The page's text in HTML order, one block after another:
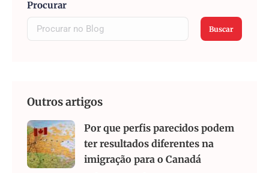
Procurar
Buscar
Outros artigos
Por que perfis parecidos podem
ter resultados diferentes na
imigração para o Canadá